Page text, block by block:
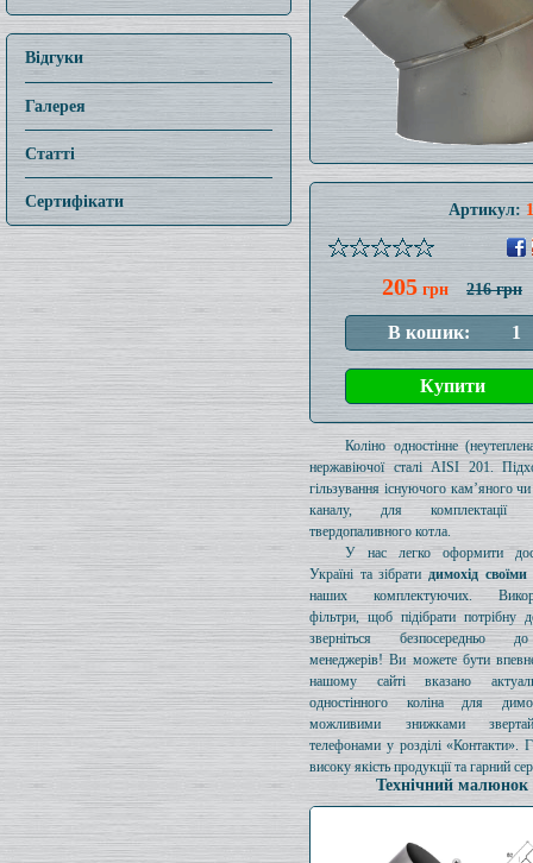
Відгуки
Галерея
Статті
Сертифікати Артикул:
205 грн 216 грн
Коліно одностінне
нержавіючої сталі AISI 201.
гільзування існуючого кам’яного
каналу, для комплектації
твердопаливного котла.
У нас легко оформити
Україні та зібрати димохід
наших комплектуючих.
фільтри, щоб підібрати потрібну
зверніться безпосередньо
менеджерів! Ви можете бути
нашому сайті вказано
одностінного коліна для
можливими знижками
телефонами у розділі «Контакти».
високу якість продукції та гарний
Технічний малюнок